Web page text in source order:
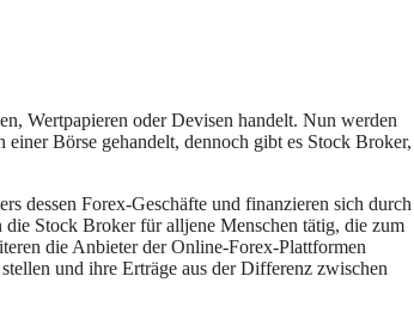
Wertpapieren oder Devisen handelt. Nun werden
Börse gehandelt, dennoch gibt es Stock Broker,
dessen Forex-Geschäfte und finanzieren sich durch
Stock Broker für alljene Menschen tätig, die zum
die Anbieter der Online-Forex-Plattformen
und ihre Erträge aus der Differenz zwischen